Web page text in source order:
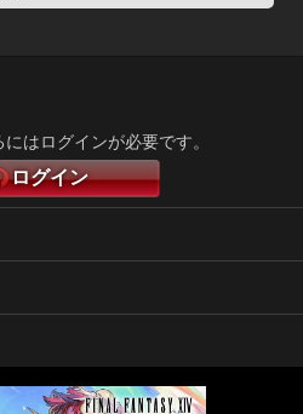
はログインが必要です。
ログイン